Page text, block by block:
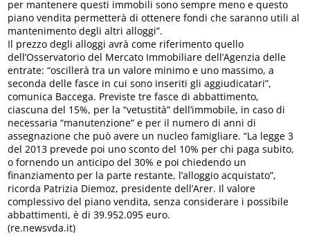
per mantenere questi immobili sono sempre meno e questo
piano vendita permetterà di ottenere fondi che saranno utili al
mantenimento degli altri alloggi”.
Il prezzo degli alloggi avrà come riferimento quello
dell’Osservatorio del Mercato Immobiliare dell’Agenzia delle
entrate: “oscillerà tra un valore minimo e uno massimo, a
seconda delle fasce in cui sono inseriti gli aggiudicatari”,
comunica Baccega. Previste tre fasce di abbattimento,
ciascuna del 15%, per la “vetustità” dell’immobile, in caso di
necessaria “manutenzione” e per il numero di anni di
assegnazione che può avere un nucleo famigliare. “La legge 3
del 2013 prevede poi uno sconto del 10% per chi paga subito,
o fornendo un anticipo del 30% e poi chiedendo un
finanziamento per la parte restante, l’alloggio acquistato”,
ricorda Patrizia Diemoz, presidente dell’Arer. Il valore
complessivo del piano vendita, senza considerare i possibile
abbattimenti, è di 39.952.095 euro.
(re.newsvda.it)